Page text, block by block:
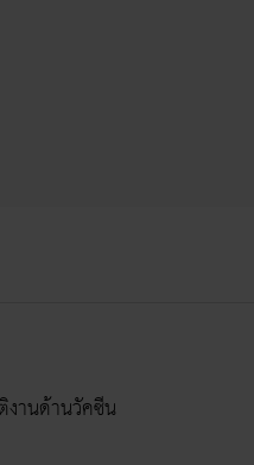
งานด้านวัคซีน